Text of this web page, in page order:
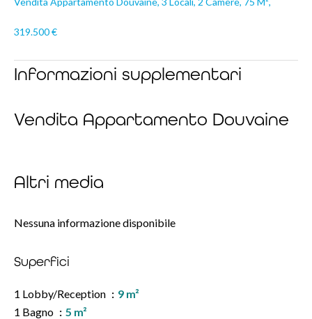
319.500 €
Informazioni supplementari
Vendita Appartamento Douvaine
Altri media
Nessuna informazione disponibile
Superfici
1 Lobby/Reception
9 m²
1 Bagno
5 m²